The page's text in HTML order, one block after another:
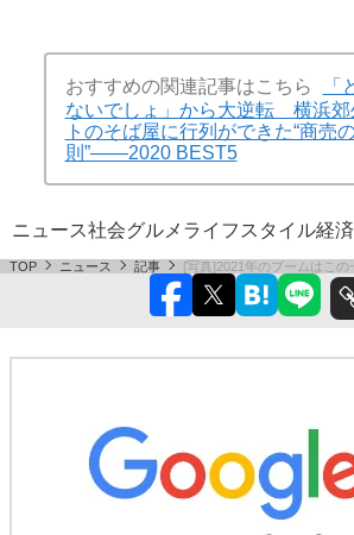
おすすめの関連記事はこちら
「
ないでしょ」から大逆転 横浜郊
トのそば屋に行列ができた“商売
則”――2020 BEST5
ニュース社会グルメ ライフスタイル経済
TOP ニュース 記事 [写真]2021年のブームはこ